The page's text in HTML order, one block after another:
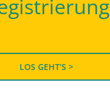
LOS GEHT’S >